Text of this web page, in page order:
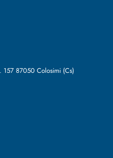
157 87050 Colosimi (Cs)